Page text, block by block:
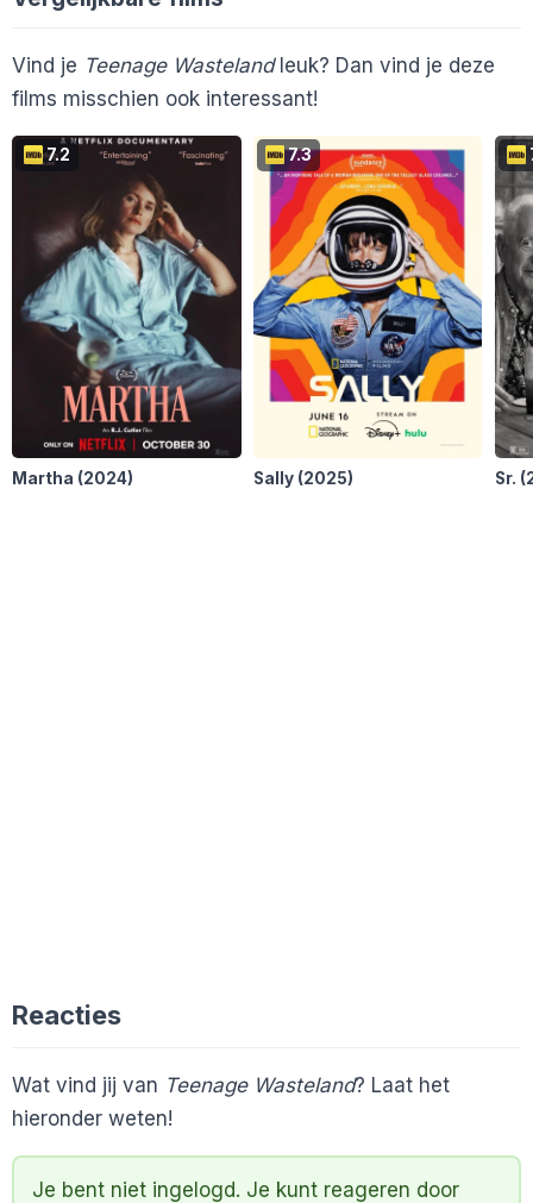
Vind je Teenage Wastelandleuk? Dan vind je deze
films misschien ook interessant!
7.2
Martha (2024)
7.3
Sally (2025) Sr.
Reacties
Wat vind jij van Teenage Wasteland? Laat het
hieronder weten!
Je bent niet ingelogd. Je kunt reageren door